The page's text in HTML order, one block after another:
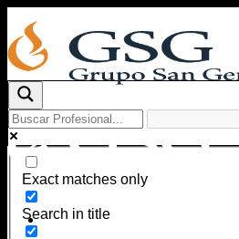
content
Exact matches only
Search in title